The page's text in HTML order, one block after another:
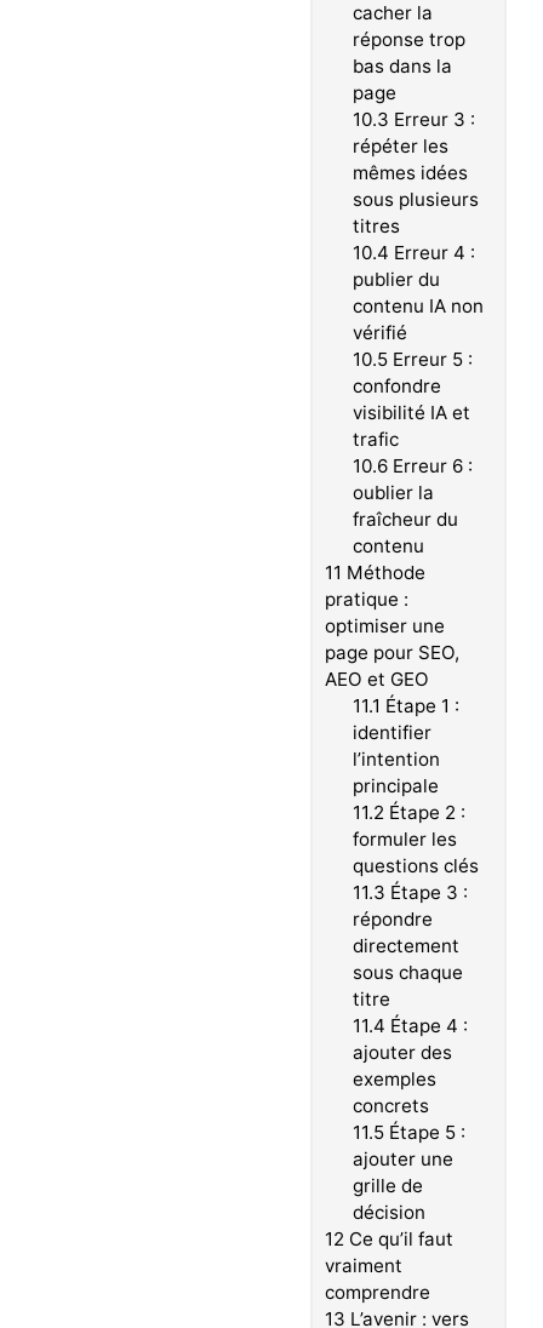
cacher la
réponse trop
bas dans la
page
10.3 Erreur 3 :
répéter les
mêmes idées
sous plusieurs
titres
10.4 Erreur 4 :
publier du
contenu IA non
vérifié
10.5Erreur 5 :
confondre
visibilité IA et
trafic
10.6Erreur 6 :
oublier la
fraîcheur du
contenu
11 Méthode
pratique :
optimiser une
page pour SEO,
AEO et GEO
11.1 Étape 1 :
identifier
l’intention
principale
11.2 Étape 2 :
formuler les
questions clés
11.3 Étape 3 :
répondre
directement
sous chaque
titre
11.4 Étape 4 :
ajouter des
exemples
concrets
11.5Étape 5 :
ajouter une
grille de
décision
12 Ce qu’il faut
vraiment
comprendre
13 L’avenir : vers